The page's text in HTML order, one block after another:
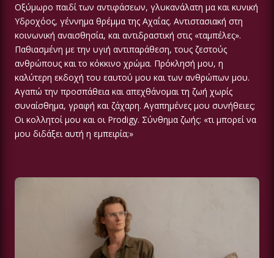
Οξύμωρο παιδί των αντιφάσεων, γλυκανάλατη μα και κυνική
Υδροχόος, γέννημα θρέμμα της Αχαΐας. Αντιστασιακή στη
κοινωνική αναισθησία, και αντιδραστική στις «ταμπέλες».
Παθιασμένη με την υγιή αντιπαράθεση, τους ζεστούς
ανθρώπους και το κόκκινο χρώμα. Πρόκλησή μου, η
καλύτερη εκδοχή του εαυτού μου και των ανθρώπων μου.
Αγαπώ την προσπάθεια και απεχθάνομαι τη ζωή χωρίς
συναίσθημα, γραφή και ζάχαρη. Αγαπημένες μου συνήθειες;
Οι κολλητοί μου και οι Prodigy. Σύνθημα ζωής: «τι μπορεί να
μου διδάξει αυτή η εμπειρία;»